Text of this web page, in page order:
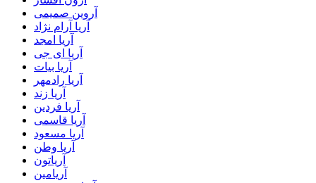
آروین صمیمی
آریا آرام نژاد
آریا امجد
آریا ای جی
آریا بیات
آریا رادمهر
آریا زند
آریا فردین
آریا قاسمی
آریا مسعود
آریا وطن
آریاتون
آریامین